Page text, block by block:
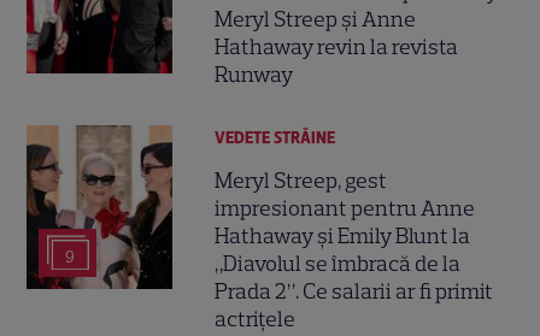
Meryl Streep și Anne
Hathaway revin la revista
Runway
9
VEDETE STRĂINE
Meryl Streep, gest
impresionant pentru Anne
Hathaway și Emily Blunt la
„Diavolul se îmbracă de la
Prada 2”. Ce salarii ar fi primit
actrițele